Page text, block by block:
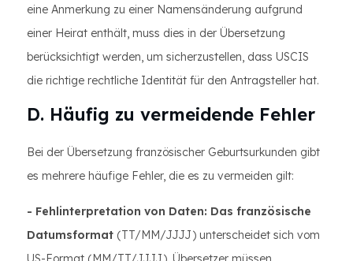
eine Anmerkung zu einer Namensänderung aufgrund
einer Heirat enthält, muss dies in der Übersetzung
berücksichtigt werden, um sicherzustellen, dass USCIS
die richtige rechtliche Identität für den Antragsteller hat.
D. Häufig zu vermeidende Fehler
Bei der Übersetzung französischer Geburtsurkunden gibt
es mehrere häufige Fehler, die es zu vermeiden gilt:
- Fehlinterpretation von Daten: Das französische
Datumsformat (TT/MM/JJJJ) unterscheidet sich vom